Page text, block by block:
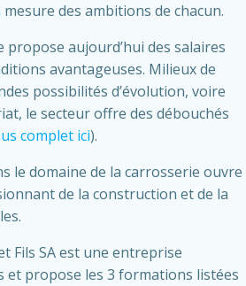
des ambitions de chacun.
aujourd’hui des salaires
avantageuses. Milieux de
possibilités d’évolution, voire
le secteur offre des débouchés
complet ici).
le domaine de la carrosserie ouvre
de la construction et de la
Fils SA est une entreprise
et propose les 3 formations listées